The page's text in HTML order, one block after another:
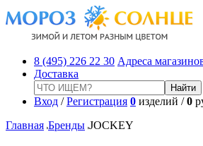
8 (495) 226 22 30 Адреса
Доставка
Вход /Регистрация 0 изделий /0
Главная Бренды JOCKEY